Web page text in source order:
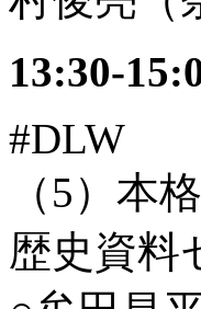
13:30-
#DLW
（5）本
歴史資料